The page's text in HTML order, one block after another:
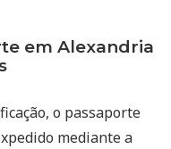
em Alexandria
o passaporte
mediante a